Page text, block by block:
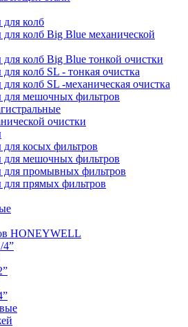
колб
колб Big Blue механической
колб Big Blue тонкой очистки
колб SL - тонкая очистка
колб SL -механическая очистка
мешочных фильтров
очистки
косых фильтров
мешочных фильтров
промывных фильтров
прямых фильтров
HONEYWELL
4”